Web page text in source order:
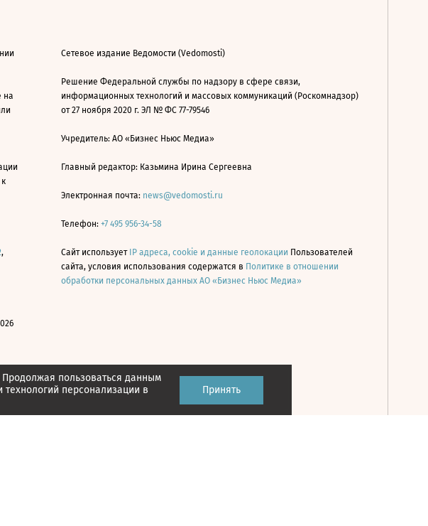
пользоваться данным
персонализации в
Принять
на
,
Сетевое издание Ведомости (Vedomosti)
Решение Федеральной службы по надзору в сфере связи,
информационных технологий и массовых коммуникаций (Роскомнадзор)
от 27 ноября 2020 г. ЭЛ № ФС 77-79546
Учредитель: АО «Бизнес Ньюс Медиа»
Главный редактор: Казьмина Ирина Сергеевна
Электронная почта: news@vedomosti.ru
Телефон: +7 495 956-34-58
Сайт использует IP адреса, cookie и данные геолокации Пользователей
сайта, условия использования содержатся в Политике в отношении
обработки персональных данных АО «Бизнес Ньюс Медиа»